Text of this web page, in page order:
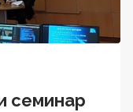
семинар